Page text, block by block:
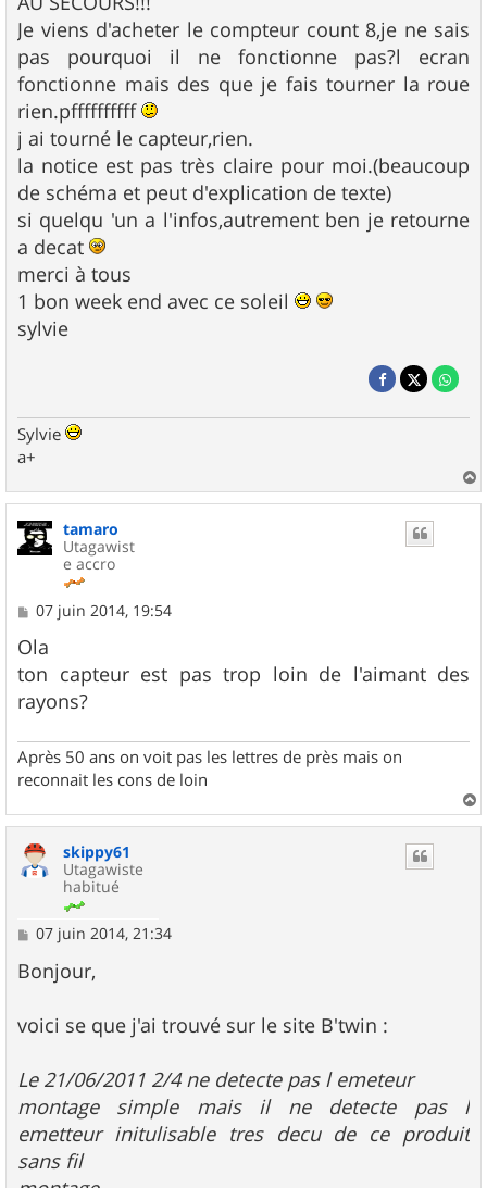
s
a
g
e
Je viens d'acheter le compteur count 8,je ne sais
pas pourquoi il ne fonctionne pas?l ecran
fonctionne mais des que je fais tourner la roue
rien.pffffffffff
j ai tourné le capteur,rien.
la notice est pas très claire pour moi.(beaucoup
de schéma et peut d'explication de texte)
si quelqu 'un a l'infos,autrement ben je retourne
a decat
merci à tous
1 bon week end avec ce soleil
sylvie
Sylvie
a+
a
u
tamaro
Utagawist
e accro
M
s
s
a
g
e
07 juin 2014, 19:54
Ola
ton capteur est pas trop loin de l'aimant des
rayons?
Après 50 ans on voit pas les lettres de près mais on
reconnait les cons de loin
a
skippy61
Utagawiste
habitué
M
s
s
g
e
07 juin 2014, 21:34
Bonjour,
voici se que j'ai trouvé sur le site B'twin :
Le 21/06/2011 2/4 ne detecte pas l emeteur
montage simple mais il ne detecte pas l
emetteur initulisable tres decu de ce produit
sans fil